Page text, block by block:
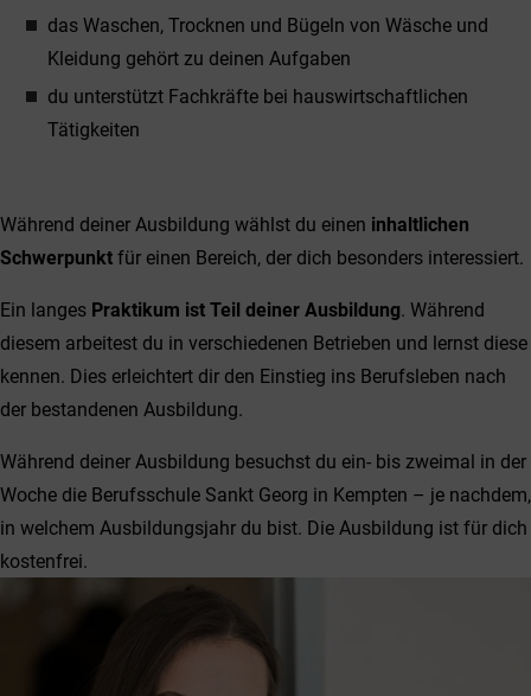
das Waschen, Trocknen und Bügeln von Wäsche und
Kleidung gehört zu deinen Aufgaben
du unterstützt Fachkräfte bei hauswirtschaftlichen
Tätigkeiten
Während deiner Ausbildung wählst du einen inhaltlichen
Schwerpunkt für einen Bereich, der dich besonders interessiert.
Ein langes Praktikum ist Teil deiner Ausbildung. Während
diesem arbeitest du in verschiedenen Betrieben und lernst diese
kennen. Dies erleichtert dir den Einstieg ins Berufsleben nach
der bestandenen Ausbildung.
Während deiner Ausbildung besuchst du ein- bis zweimal in der
Woche die Berufsschule Sankt Georg in Kempten – je nachdem,
in welchem Ausbildungsjahr du bist. Die Ausbildung ist für dich
kostenfrei.